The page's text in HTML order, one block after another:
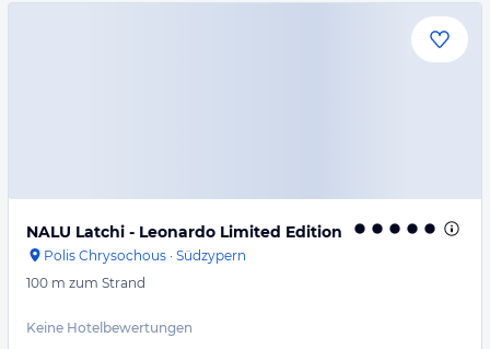
NALU Latchi - Leonardo Limited Edition
Polis Chrysochous · Südzypern
100 m zum Strand
Keine Hotelbewertungen